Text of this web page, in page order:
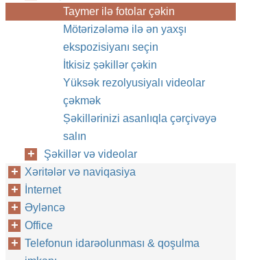
Taymer ilə fotolar çəkin
Mötərizələmə ilə ən yaxşı
ekspozisiyanı seçin
İtkisiz șəkillər çəkin
Yüksək rezolyusiyalı videolar
çəkmək
Șəkillərinizi asanlıqla çərçivəyə
salın
Şəkillər və videolar
Xəritələr və naviqasiya
İnternet
Əyləncə
Office
Telefonun idarəolunması & qoşulma